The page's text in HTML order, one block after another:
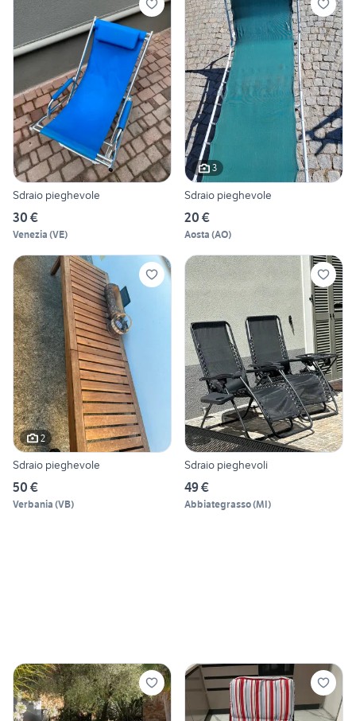
Sdraio pieghevole
30 €
Venezia (VE)
3
Sdraio pieghevole
20 €
Aosta (AO)
2
Sdraio pieghevole
50 €
Verbania (VB)
Sdraio pieghevoli
49 €
Abbiategrasso(MI)